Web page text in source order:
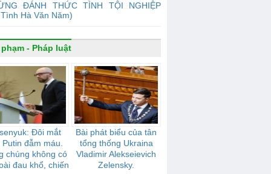
ĐÁNH THỨC TÌNH TỘI NGHIỆP
Hà Văn Năm)
- Pháp luật
Đôi mắt
Putin đẫm máu.
chúng không có
đau khổ, chiến
Bài phát biểu của tân
tổng thống Ukraina
Vladimir Alekseievich
Zelensky.